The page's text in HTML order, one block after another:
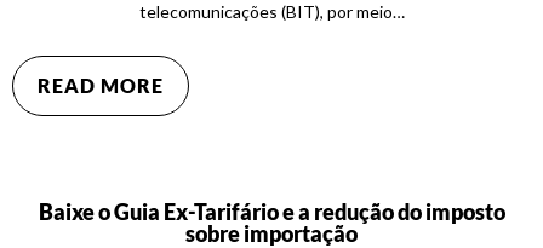
telecomunicações (BIT), por meio…
READ MORE
Baixe o Guia Ex-Tarifário e a redução do imposto
sobre importação